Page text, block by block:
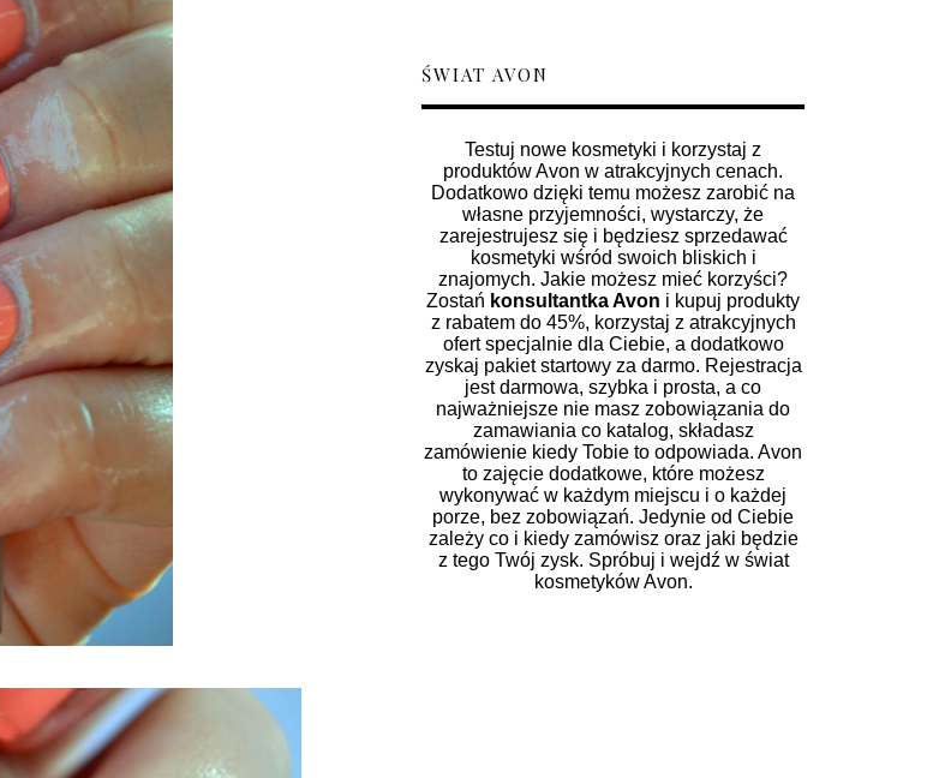
ŚWIAT AVON
Testuj nowe kosmetyki i korzystaj z
produktów Avon w atrakcyjnych cenach.
Dodatkowo dzięki temu możesz zarobić na
własne przyjemności, wystarczy, że
zarejestrujesz się i będziesz sprzedawać
kosmetyki wśród swoich bliskich i
znajomych. Jakie możesz mieć korzyści?
Zostań konsultantka Avon i kupuj produkty
z rabatem do 45%, korzystaj z atrakcyjnych
ofert specjalnie dla Ciebie, a dodatkowo
zyskaj pakiet startowy za darmo. Rejestracja
jest darmowa, szybka i prosta, a co
najważniejsze nie masz zobowiązania do
zamawiania co katalog, składasz
zamówienie kiedy Tobie to odpowiada. Avon
to zajęcie dodatkowe, które możesz
wykonywać w każdym miejscu i o każdej
porze, bez zobowiązań. Jedynie od Ciebie
zależy co i kiedy zamówisz oraz jaki będzie
z tego Twój zysk. Spróbuj i wejdź w świat
kosmetyków Avon.